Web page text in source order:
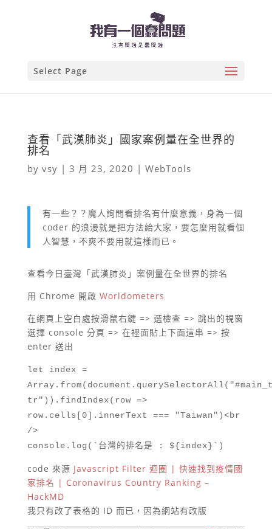
Select Page
查看「武漢肺炎」國家案例量在全世界的
排名
by vsy | 3 月 23, 2020 | WebTools
有一些？？魔人詢問看排名有什麼意義，身為一個
coder 的浪漫就是把方法給大家，要怎麼用就看個
人智慧，不爽不要用就這樣而已。
查看今日臺灣「武漢肺炎」案例量在全世界的排名
用 Chrome 開啟 Worldometers
在網頁上空白處按滑鼠右鍵 => 選檢查 => 跳出的視窗
選擇 console 分頁 => 在裡面貼上下面這串 => 按
enter 送出
let index =
tr")).findIndex(row =>
row.cells[0].innerText === "Taiwan")<br
/>
console.log(`台灣的排名是 : ${index}`)
code 來源 Javascript Filter 迴圈 | 快速找到疫情國
家排名 | Coronavirus Country Ranking –
HackMD
我只有改了表格的 ID 而已，因為網站有改版